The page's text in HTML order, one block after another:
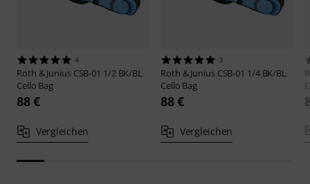
4
Roth & Junius CSB-01 1/2 BK/BL
Cello Bag
88 €
Vergleichen
3
Roth & Junius CSB-01 1/4 BK/BL
Cello Bag
88 €
Vergleichen